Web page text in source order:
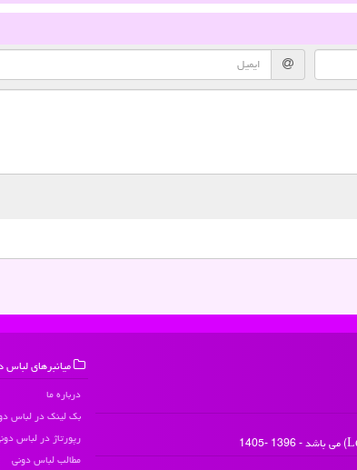
میانبرهای لباس
درباره ما
بک لینک در لباس
رپورتاژ در لباس
مطالب لباس دونی